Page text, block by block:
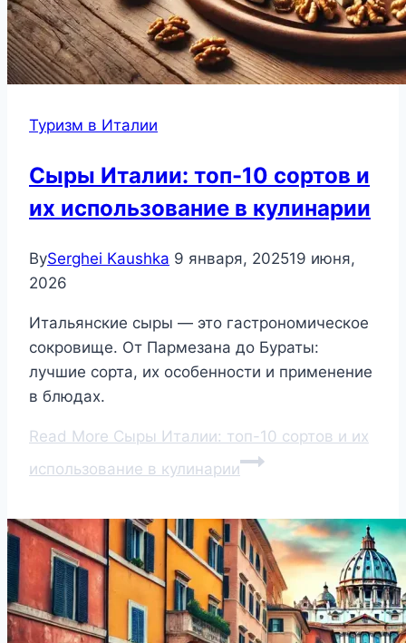
Туризм в Италии
Сыры Италии: топ-10 сортов и
их использование в кулинарии
BySerghei Kaushka 9 января, 202519 июня,
2026
Итальянские сыры — это гастрономическое
сокровище. От Пармезана до Бураты:
лучшие сорта, их особенности и применение
в блюдах.
Read More Сыры Италии: топ-10 сортов и их
использование в кулинарии